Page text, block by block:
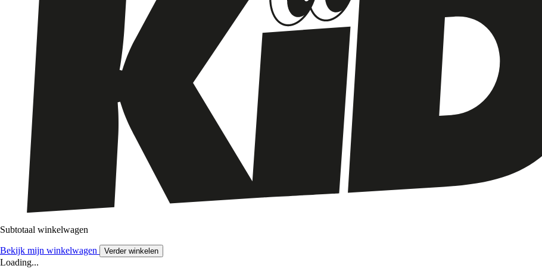
Subtotaal winkelwagen
Bekijk mijn winkelwagen Verder winkelen
Loading...